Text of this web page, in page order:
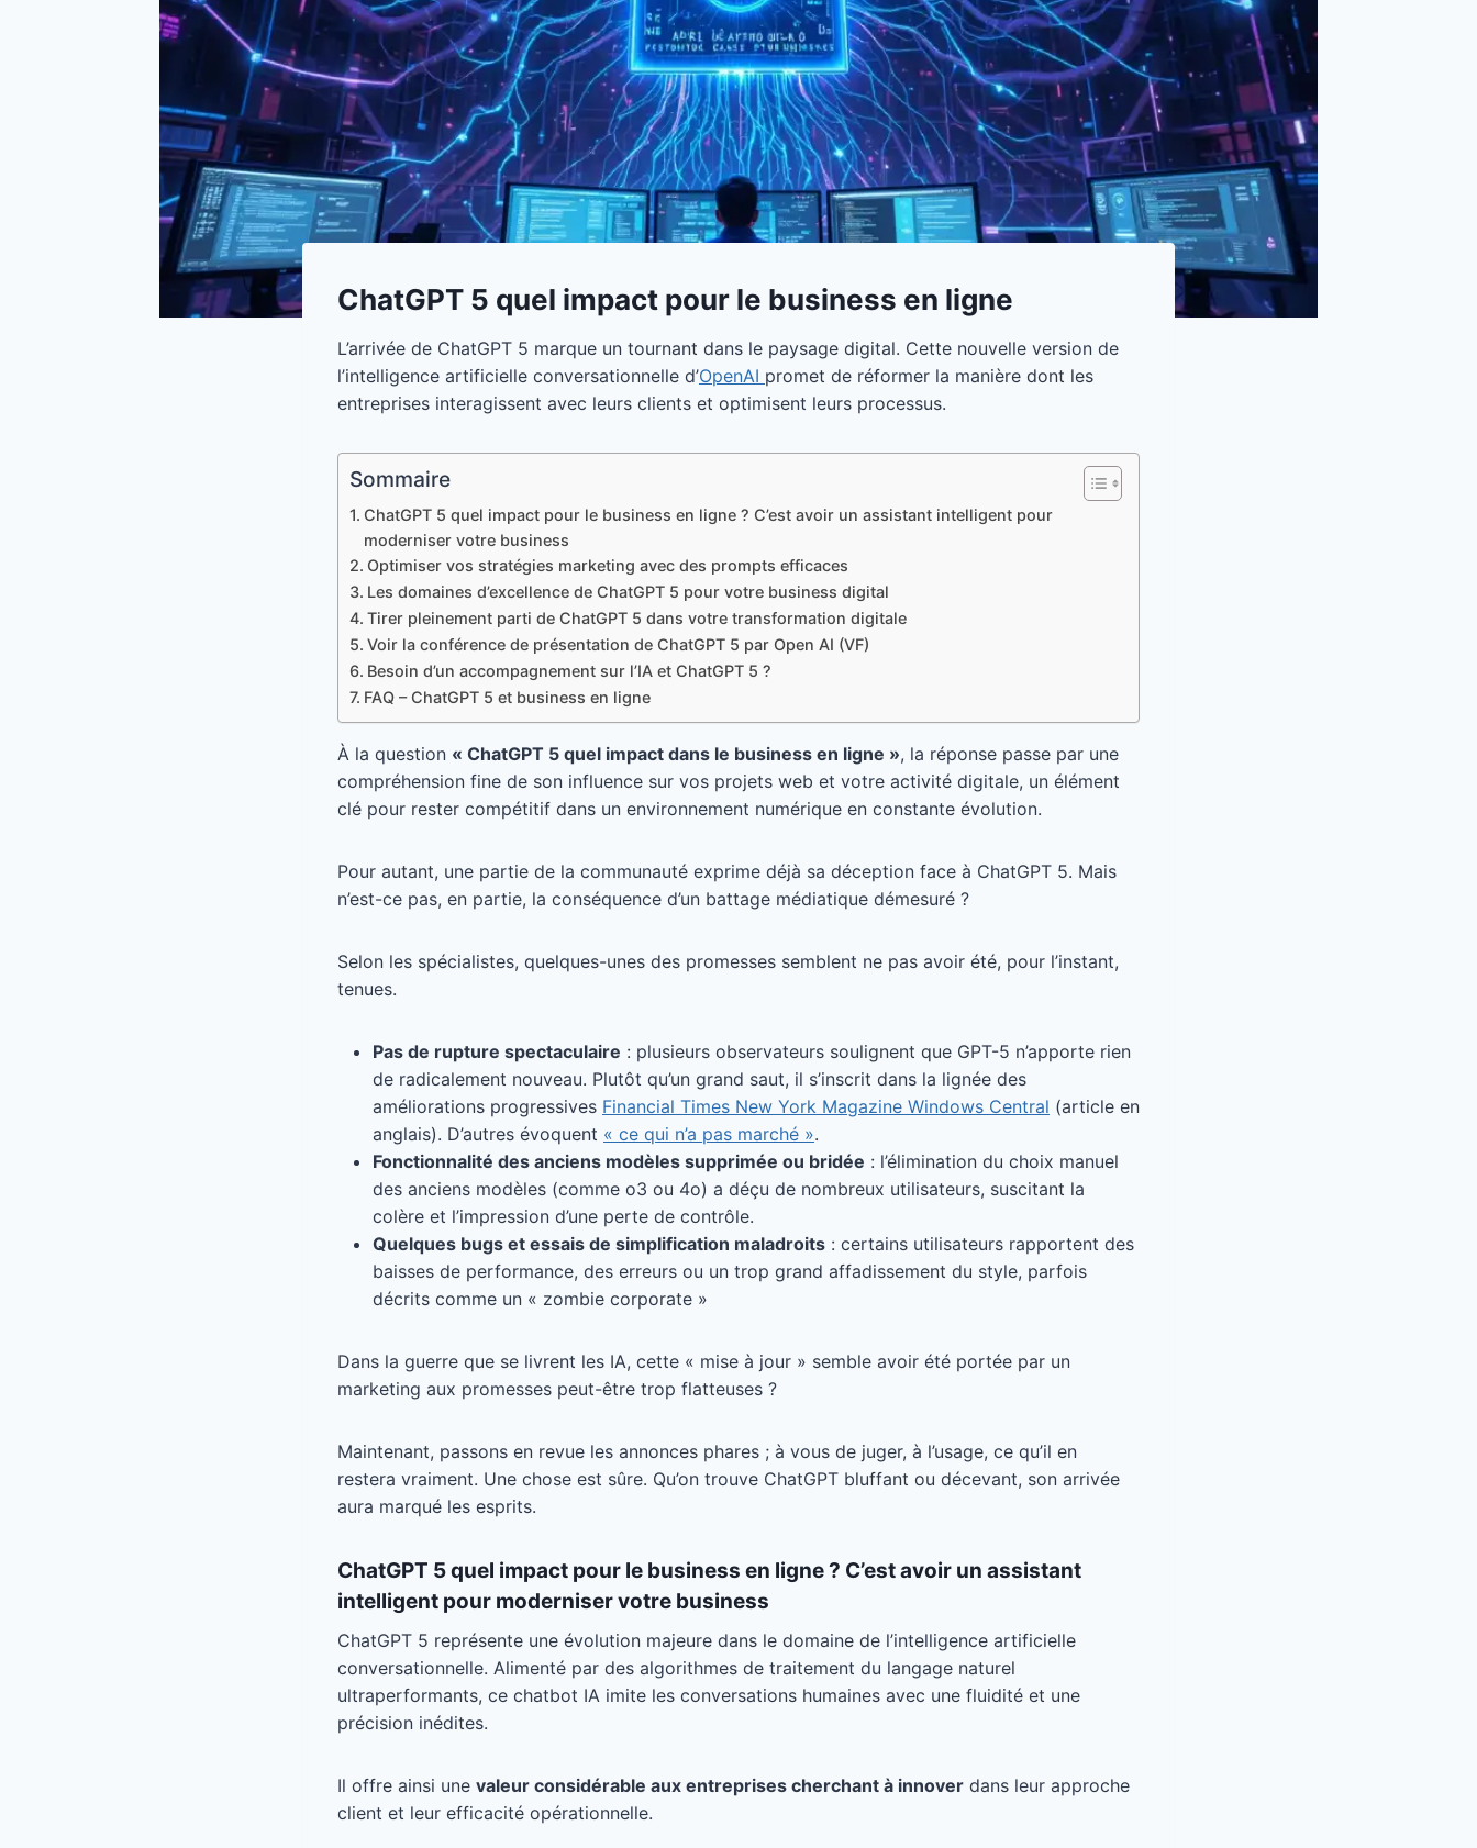
ChatGPT 5 quel impact pour le business en ligne
L’arrivée de ChatGPT 5 marque un tournant dans le paysage digital. Cette nouvelle version de
l’intelligence artificielle conversationnelle d’OpenAI promet de réformer la manière dont les
entreprises interagissent avec leurs clients et optimisent leurs processus.
Sommaire
ChatGPT 5 quel impact pour le business en ligne ? C’est avoir un assistant intelligent pour
moderniser votre business
Optimiser vos stratégies marketing avec des prompts efficaces
Les domaines d’excellence de ChatGPT 5 pour votre business digital
Tirer pleinement parti de ChatGPT 5 dans votre transformation digitale
Voir la conférence de présentation de ChatGPT 5 par Open AI (VF)
Besoin d’un accompagnement sur l’IA et ChatGPT 5 ?
FAQ – ChatGPT 5 et business en ligne
À la question « ChatGPT 5 quel impact dans le business en ligne », la réponse passe par une
compréhension fine de son influence sur vos projets web et votre activité digitale, un élément
clé pour rester compétitif dans un environnement numérique en constante évolution.
Pour autant, une partie de la communauté exprime déjà sa déception face à ChatGPT 5. Mais
n’est-ce pas, en partie, la conséquence d’un battage médiatique démesuré ?
Selon les spécialistes, quelques-unes des promesses semblent ne pas avoir été, pour l’instant,
tenues.
Pas de rupture spectaculaire : plusieurs observateurs soulignent que GPT-5 n’apporte rien
de radicalement nouveau. Plutôt qu’un grand saut, il s’inscrit dans la lignée des
améliorations progressives Financial Times New York Magazine Windows Central (article en
anglais). D’autres évoquent « ce qui n’a pas marché ».
Fonctionnalité des anciens modèles supprimée ou bridée : l’élimination du choix manuel
des anciens modèles (comme o3 ou 4o) a déçu de nombreux utilisateurs, suscitant la
colère et l’impression d’une perte de contrôle.
Quelques bugs et essais de simplification maladroits : certains utilisateurs rapportent des
baisses de performance, des erreurs ou un trop grand affadissement du style, parfois
décrits comme un « zombie corporate »
Dans la guerre que se livrent les IA, cette « mise à jour » semble avoir été portée par un
marketing aux promesses peut-être trop flatteuses ?
Maintenant, passons en revue les annonces phares ; à vous de juger, à l’usage, ce qu’il en
restera vraiment. Une chose est sûre. Qu’on trouve ChatGPT bluffant ou décevant, son arrivée
aura marqué les esprits.
ChatGPT 5 quel impact pour le business en ligne ? C’est avoir un assistant
intelligent pour moderniser votre business
ChatGPT 5 représente une évolution majeure dans le domaine de l’intelligence artificielle
conversationnelle. Alimenté par des algorithmes de traitement du langage naturel
ultraperformants, ce chatbot IA imite les conversations humaines avec une fluidité et une
précision inédites.
Il offre ainsi une valeur considérable aux entreprises cherchant à innover dans leur approche
client et leur efficacité opérationnelle.